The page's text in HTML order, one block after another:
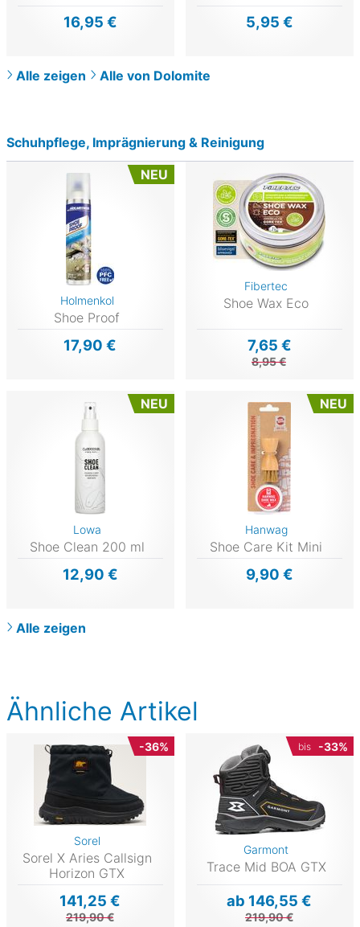
Ähnliche Artikel
-36%
Sorel
Sorel X Aries Callsign
Horizon GTX
141,25 €
219,90 €
bis -33%
Garmont
Trace Mid BOA GTX
ab 146,55 €
219,90 €
16,95 € 5,95 €
Alle zeigen Alle von Dolomite
Schuhpflege, Imprägnierung & Reinigung
NEU
Holmenkol
Shoe Proof
17,90 €
Fibertec
Shoe Wax Eco
7,65 €
8,95 €
NEU
Lowa
Shoe Clean 200 ml
12,90 €
NEU
Hanwag
Shoe Care Kit Mini
9,90 €
Alle zeigen